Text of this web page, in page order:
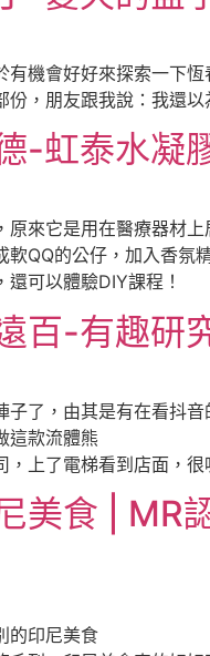
機會好好來探索一下恆
份，朋友跟我說：我還
-虹泰水
原來它是用在醫療器材上
軟QQ的公仔，加入香氛
可以體驗DIY課程！
百-有趣
子了，由其是有在看抖
這款流體熊
，上了電梯看到店面，
尼美食 |
的印尼美食